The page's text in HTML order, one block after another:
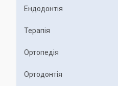
Ендодонтія
Терапія
Ортопедія
Ортодонтія